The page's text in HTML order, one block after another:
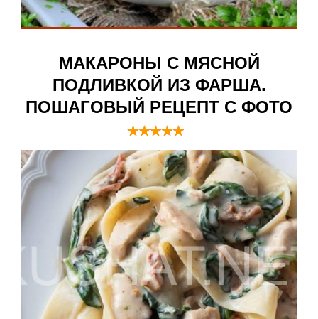
МАКАРОНЫ С МЯСНОЙ
ПОДЛИВКОЙ ИЗ ФАРША.
ПОШАГОВЫЙ РЕЦЕПТ С ФОТО